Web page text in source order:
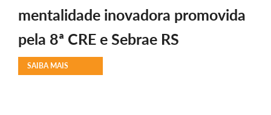
mentalidade inovadora promovida
pela 8ª CRE e Sebrae RS
SAIBA MAIS